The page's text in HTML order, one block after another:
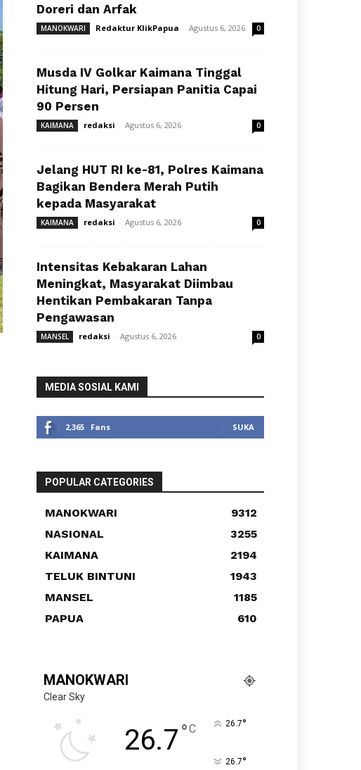
Doreri dan Arfak
MANOKWARI Redaktur KlikPapua - Agustus 6, 2026 0
Musda IV Golkar Kaimana Tinggal
Hitung Hari, Persiapan Panitia Capai
90 Persen
KAIMANA redaksi - Agustus 6, 2026 0
Jelang HUT RI ke-81, Polres Kaimana
Bagikan Bendera Merah Putih
kepada Masyarakat
KAIMANA redaksi - Agustus 6, 2026 0
Intensitas Kebakaran Lahan
Meningkat, Masyarakat Diimbau
Hentikan Pembakaran Tanpa
Pengawasan
MANSEL redaksi - Agustus 6, 2026 0
MEDIA SOSIAL KAMI
2,365 Fans SUKA
POPULAR CATEGORIES
MANOKWARI
9312
NASIONAL
3255
KAIMANA
2194
TELUK BINTUNI
1943
MANSEL
1185
PAPUA
610
MANOKWARI
Clear Sky
26.7°C 26.7°
26.7°